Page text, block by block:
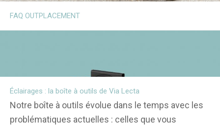
FAQ OUTPLACEMENT
Éclairages : la boîte à outils de Via Lecta
Notre boîte à outils évolue dans le temps avec les
problématiques actuelles : celles que vous